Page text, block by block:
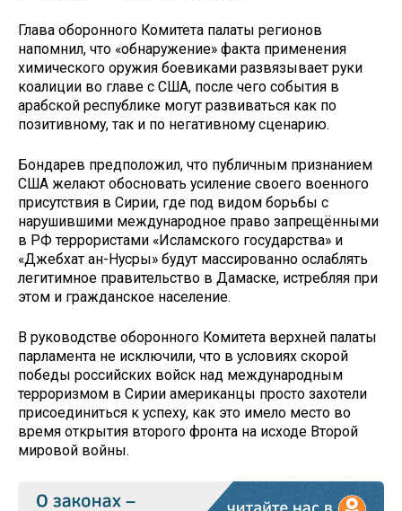
Глава оборонного Комитета палаты регионов
напомнил, что «обнаружение» факта применения
химического оружия боевиками развязывает руки
коалиции во главе с США, после чего события в
арабской республике могут развиваться как по
позитивному, так и по негативному сценарию.
Бондарев предположил, что публичным признанием
США желают обосновать усиление своего военного
присутствия в Сирии, где под видом борьбы с
нарушившими международное право запрещёнными
в РФ террористами «Исламского государства» и
«Джебхат ан-Нусры» будут массированно ослаблять
легитимное правительство в Дамаске, истребляя при
этом и гражданское население.
В руководстве оборонного Комитета верхней палаты
парламента не исключили, что в условиях скорой
победы российских войск над международным
терроризмом в Сирии американцы просто захотели
присоединиться к успеху, как это имело место во
время открытия второго фронта на исходе Второй
мировой войны.